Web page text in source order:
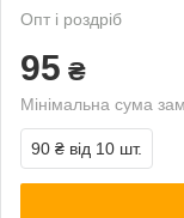
Опт і роздріб
95 ₴
Мінімальна сума
90 ₴ від 10 шт.